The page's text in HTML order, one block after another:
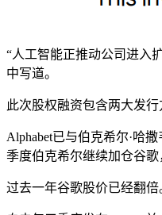
“人工智能正推动公司进入
中写道。
此次股权融资包含两大发
Alphabet已与伯克希尔·哈
季度伯克希尔继续加仓谷歌
过去一年谷歌股价已经翻倍